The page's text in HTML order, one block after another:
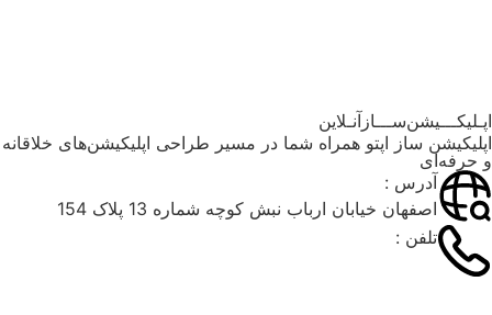
ساز اپتو همراه شما در مسیر طراحی اپلیکیشن‌های خلاقانه
حرفه‌ای
آدرس :
اصفهان خیابان ارباب نبش کوچه شماره 13 پلاک 154
تلفن :